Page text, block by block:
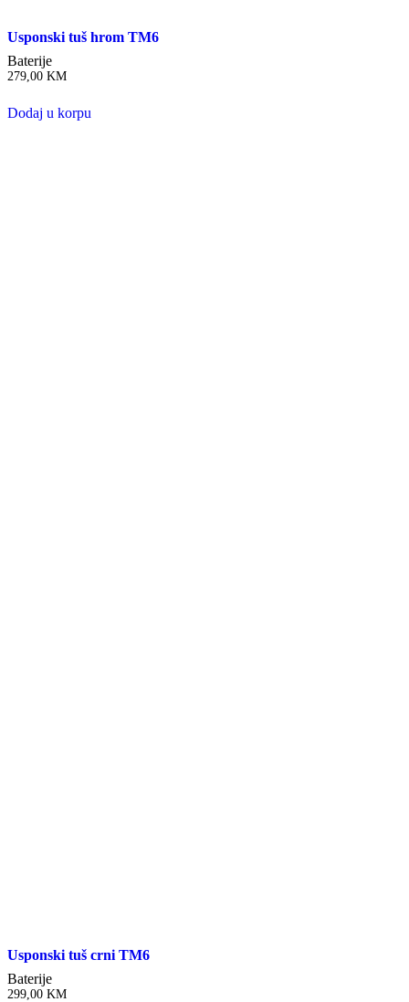
Usponski tuš hrom TM6
Baterije
279,00 KM
Dodaj u korpu
Usponski tuš crni TM6
Baterije
299,00 KM